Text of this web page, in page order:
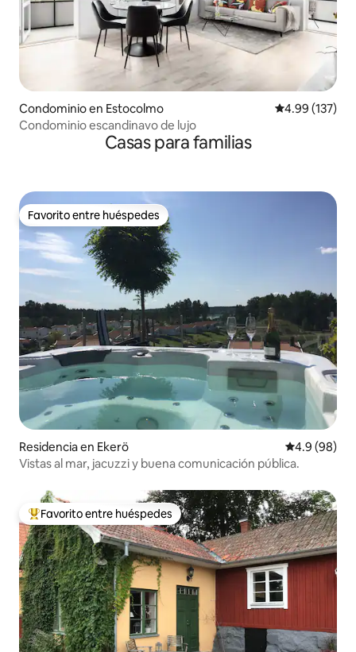
Condominio en Estocolmo Calificación
4.99 (137)
Condominio escandinavo de lujo
Casas para familias
Favorito entre huéspedes
Favorito entre huéspedes
Residencia en Ekerö Calificación
4.9 (98)
Vistas al mar, jacuzzi y buena comunicación pública.
De los mejores en Favorito entre huéspedes
Favorito entre huéspedes